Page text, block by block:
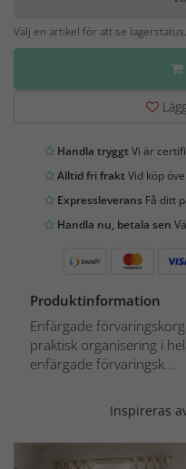
Välj en artikel för att se lagerstatus.
Handla tryggtVi är
Alltid fri fraktVid köp
Expressleverans Få ditt
Handla nu, betala sen
Produktinformation
Enfärgade
praktisk organisering i
enfärgade förvaringsk...
Inspireras